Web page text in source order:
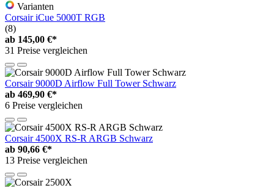
Varianten
Corsair iCue 5000T RGB
(8)
ab 145,00 €*
31 Preise vergleichen
Corsair 9000D Airflow Full Tower Schwarz
ab 469,90 €*
6 Preise vergleichen
Corsair 4500X RS-R ARGB Schwarz
ab 90,66 €*
13 Preise vergleichen